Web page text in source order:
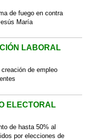
de fuego en contra
María
LABORAL
de empleo
ELECTORAL
de hasta 50% al
por elecciones de